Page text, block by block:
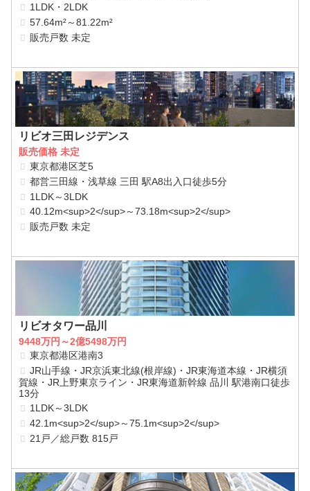
1LDK・2LDK
57.64m²～81.22m²
販売戸数 未定
リビオ三田レジデンス
販売価格 未定
東京都港区芝5
都営三田線・浅草線 三田 駅A8出入口徒歩5分
1LDK～3LDK
40.12m<sup>2</sup>～73.18m<sup>2</sup>
販売戸数 未定
リビオタワー品川
9448万円～2億5498万円
東京都港区港南3
JR山手線・JR京浜東北線(根岸線)・JR東海道本線・JR横須
賀線・JR上野東京ライン・JR東海道新幹線 品川 駅港南口徒歩
13分
1LDK～3LDK
42.1m<sup>2</sup>～75.1m<sup>2</sup>
21戸／総戸数 815戸